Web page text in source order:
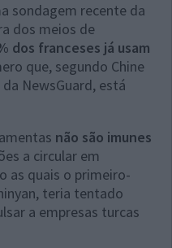
sondagem recente da
dos meios de
dos franceses já usam
que, segundo Chine
NewsGuard, está
não são imunes
a circular em
as quais o primeiro-
teria tentado
a empresas turcas